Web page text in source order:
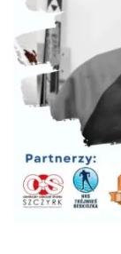
Święto
4.96 km